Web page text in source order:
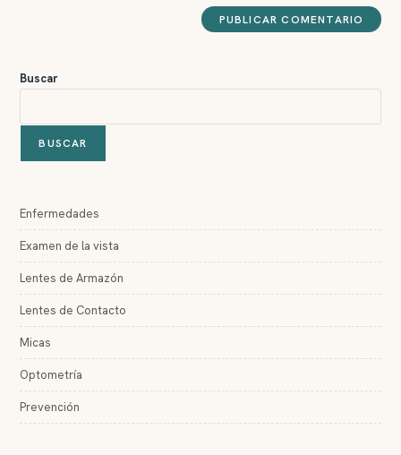
Buscar
BUSCAR
Enfermedades
Examen de la vista
Lentes de Armazón
Lentes de Contacto
Micas
Optometría
Prevención